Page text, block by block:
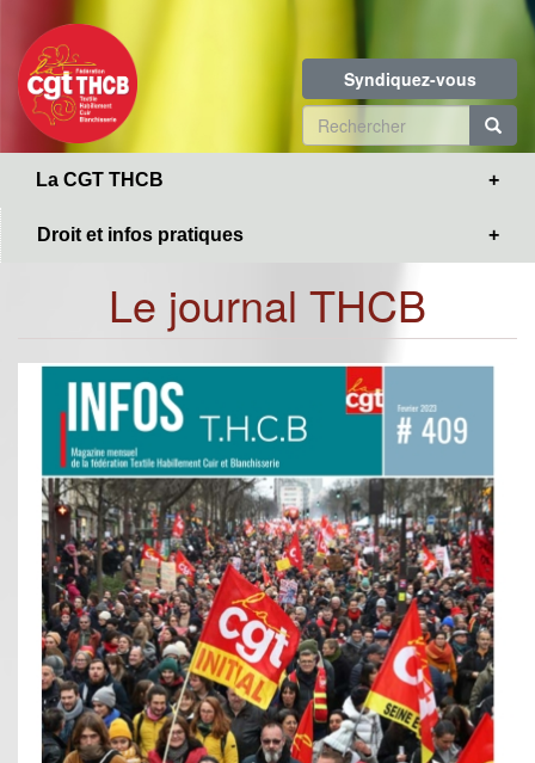
contenu
principal
Syndiquez-vous
Formulaire
de
La CGT THCB
Droit et infos pratiques
Le journal THCB